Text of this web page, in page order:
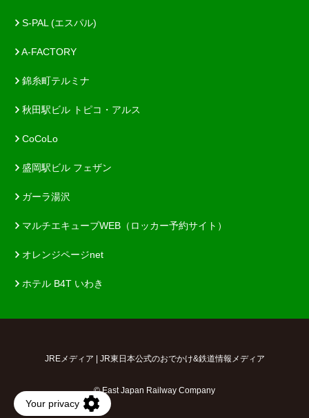
S-PAL (エスパル)
A-FACTORY
錦糸町テルミナ
秋田駅ビル トピコ・アルス
CoCoLo
盛岡駅ビル フェザン
ガーラ湯沢
マルチエキューブWEB（ロッカー予約サイト）
オレンジページnet
ホテル B4T いわき
JREメディア | JR東日本公式のおでかけ&鉄道情報メディア
© East Japan Railway Company